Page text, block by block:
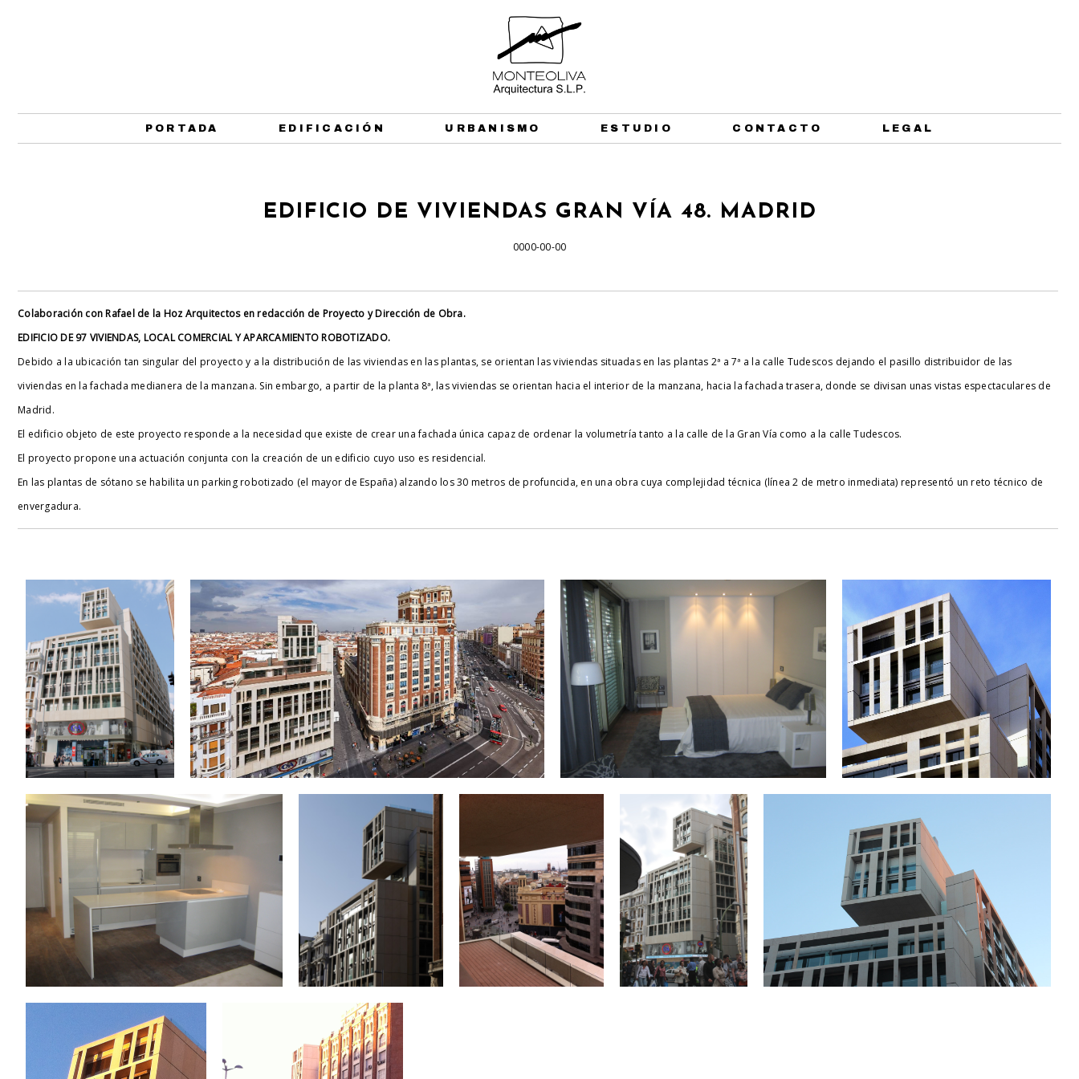
PORTADA EDIFICACIÓN URBANISMO ESTUDIO CONTACTO LEGAL
EDIFICIO DE VIVIENDAS GRAN VÍA 48. MADRID
0000-00-00
Colaboración con Rafael de la Hoz Arquitectos en redacción de Proyecto y Dirección de Obra.
EDIFICIO DE 97 VIVIENDAS, LOCAL COMERCIAL Y APARCAMIENTO ROBOTIZADO.
Debido a la ubicación tan singular del proyecto y a la distribución de las viviendas en las plantas, se orientan las viviendas situadas en las plantas 2ª a 7ª a la calle Tudescos dejando el pasillo distribuidor de las
viviendas en la fachada medianera de la manzana. Sin embargo, a partir de la planta 8ª, las viviendas se orientan hacia el interior de la manzana, hacia la fachada trasera, donde se divisan unas vistas espectaculares de
Madrid.
El edificio objeto de este proyecto responde a la necesidad que existe de crear una fachada única capaz de ordenar la volumetría tanto a la calle de la Gran Vía como a la calle Tudescos.
El proyecto propone una actuación conjunta con la creación de un edificio cuyo uso es residencial.
En las plantas de sótano se habilita un parking robotizado (el mayor de España) alzando los 30 metros de profuncida, en una obra cuya complejidad técnica (línea 2 de metro inmediata) representó un reto técnico de
envergadura.